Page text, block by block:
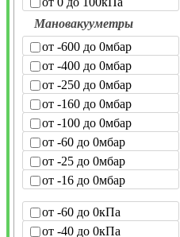
Мановакууметры
от -600 до 0мбар
от -400 до 0мбар
от -250 до 0мбар
от -160 до 0мбар
от -100 до 0мбар
от -60 до 0мбар
от -25 до 0мбар
от -16 до 0мбар
от -60 до 0кПа
от -40 до 0кПа